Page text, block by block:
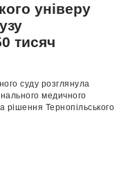
універу
тисяч
суду розглянула
медичного
рішення Тернопільського